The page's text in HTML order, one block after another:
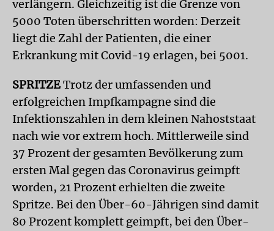
verlängern. Gleichzeitig ist die Grenze von
5000 Toten überschritten worden: Derzeit
liegt die Zahl der Patienten, die einer
Erkrankung mit Covid-19 erlagen, bei 5001.
SPRITZETrotz der umfassenden und
erfolgreichen Impfkampagne sind die
Infektionszahlen in dem kleinen Nahoststaat
nach wie vor extrem hoch. Mittlerweile sind
37 Prozent der gesamten Bevölkerung zum
ersten Mal gegen das Coronavirus geimpft
worden, 21 Prozent erhielten die zweite
Spritze. Bei den Über-60-Jährigen sind damit
80 Prozent komplett geimpft, bei den Über-